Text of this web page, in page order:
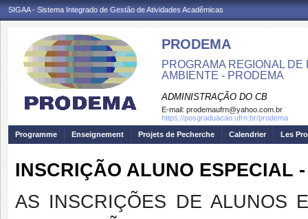
SIGAA - Sistema Integrado de Gestão de Atividades Acadêmicas
PRODEMA
PROGRAMA REGIONAL
AMBIENTE - PRODEMA
ADMINISTRAÇÃO DO CB
E-mail: prodemaufrn@yahoo.com.br
https://posgraduacao.ufrn.br/prodema
Programme
Enseignement Projets de Pecherche Calendrier Les
INSCRIÇÃO ALUNO ESPECIAL
AS INSCRIÇÕES DE ALUNOS